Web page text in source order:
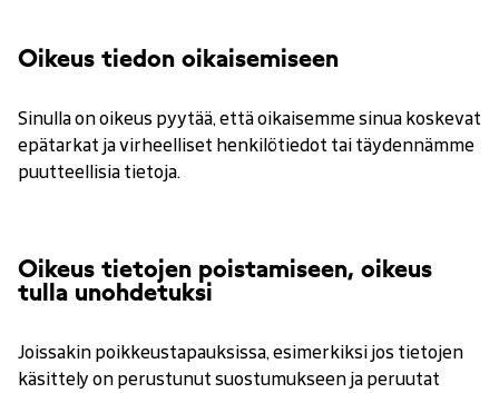
Oikeus tiedon oikaisemiseen
Sinulla on oikeus pyytää, että oikaisemme sinua koskevat
epätarkat ja virheelliset henkilötiedot tai täydennämme
puutteellisia tietoja.
Oikeus tietojen poistamiseen, oikeus
tulla unohdetuksi
Joissakin poikkeustapauksissa, esimerkiksi jos tietojen
käsittely on perustunut suostumukseen ja peruutat